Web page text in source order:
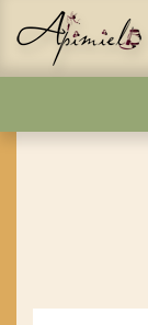
Panneau de gestion